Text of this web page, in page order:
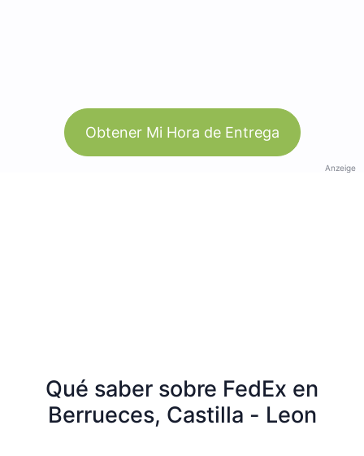
Obtener Mi Hora de Entrega
Anzeige
Qué saber sobre FedEx en
Berrueces, Castilla - Leon